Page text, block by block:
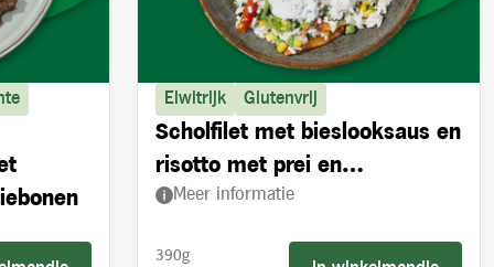
Eiwitrijk Glutenvrij
Scholfilet met bieslooksaus en
risotto met prei en
ovengedroogde tomaten
Meer informatie
390g